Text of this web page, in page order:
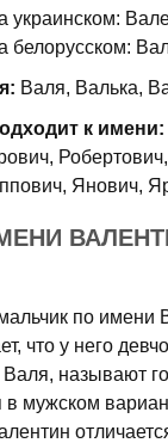
украинском:
белорусском:
Валя, Валька,
к имени:
Янович,
по имени
что у него
Валя, называют
в мужском